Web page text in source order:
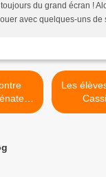
toujours du grand écran !
avec quelques-uns de
Les